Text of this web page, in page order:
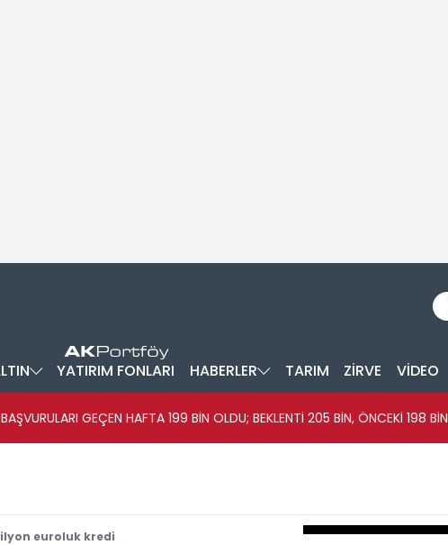
YATIRIM FONLARI HABERLER TARIM ZİRVE VİDEO
GEÇEN HAFTA 199 BİN OLDU; BEKLENTİ 205 BİN, ÖNCEKİ 198 BİN
euroluk kredi